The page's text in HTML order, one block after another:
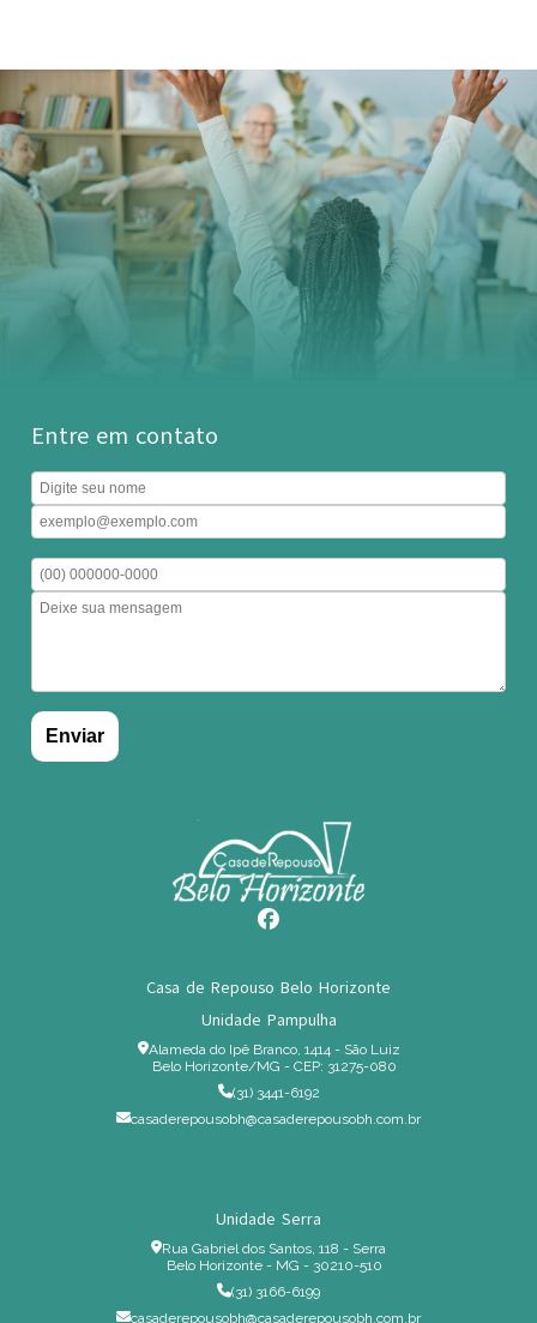
Entre em contato
Casa de Repouso Belo Horizonte
Unidade Pampulha
Alameda do Ipê Branco, 1414 - São Luiz
Belo Horizonte/MG - CEP: 31275-080
(31) 3441-6192
casaderepousobh@casaderepousobh.com.br
Unidade Serra
Rua Gabriel dos Santos, 118 - Serra
Belo Horizonte - MG - 30210-510
(31) 3166-6199
casaderepousobh@casaderepousobh.com.br